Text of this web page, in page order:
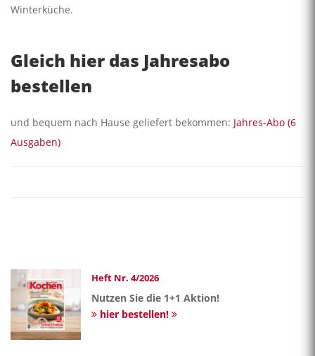
Winterküche.
Gleich hier das Jahresabo
bestellen
und bequem nach Hause geliefert bekommen: Jahres-Abo (6
Ausgaben)
Heft Nr. 4/2026
Nutzen Sie die 1+1 Aktion!
hier bestellen!